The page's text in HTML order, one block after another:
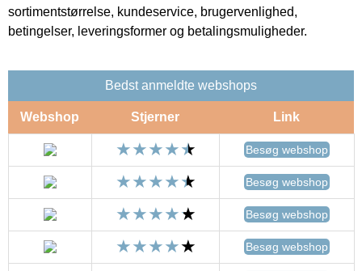
sortimentstørrelse, kundeservice, brugervenlighed,
betingelser, leveringsformer og betalingsmuligheder.
Bedst anmeldte webshops
Webshop Stjerner Link
Besøg webshop
Besøg webshop
Besøg webshop
Besøg webshop